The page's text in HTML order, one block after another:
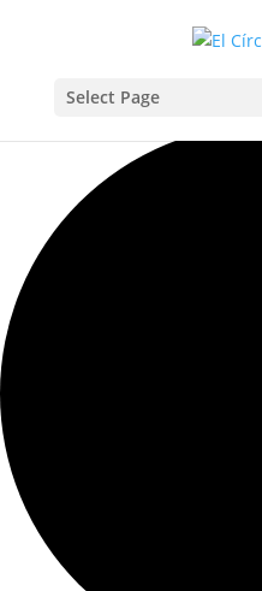
Select Page
Carregant la vista